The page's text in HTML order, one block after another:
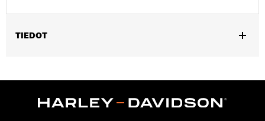
TIEDOT
Material:Billet